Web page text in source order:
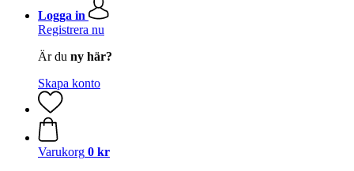
Logga in
Registrera nu
Är du ny här?
Skapa konto
Varukorg 0 kr